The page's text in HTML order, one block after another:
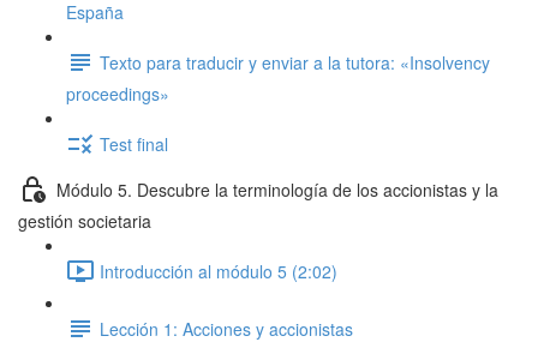
España
Texto para traducir y enviar a la tutora: «Insolvency
proceedings»
Test final
Módulo 5. Descubre la terminología de los accionistas y la
gestión societaria
Introducción al módulo 5 (2:02)
Lección 1: Acciones y accionistas